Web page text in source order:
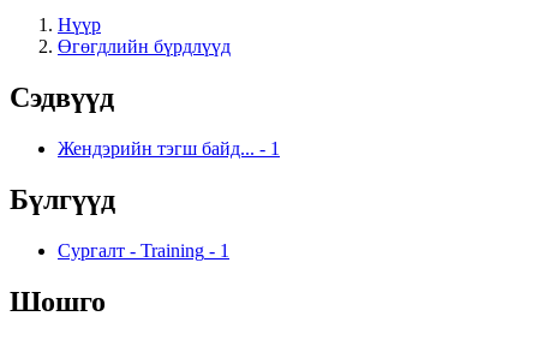
Нүүр
Өгөгдлийн бүрдлүүд
Сэдвүүд
Жендэрийн тэгш байд... - 1
Бүлгүүд
Сургалт - Training - 1
Шошго